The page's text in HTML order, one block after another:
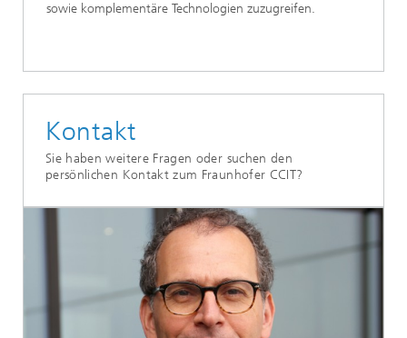
sowie komplementäre Technologien zuzugreifen.
Kontakt
Sie haben weitere Fragen oder suchen den
persönlichen Kontakt zum Fraunhofer CCIT?